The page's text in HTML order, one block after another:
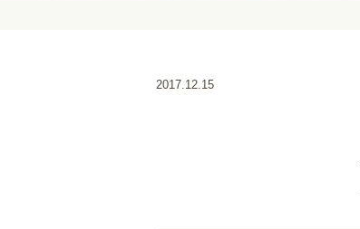
2017.12.15